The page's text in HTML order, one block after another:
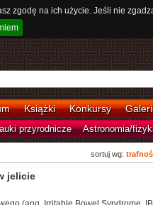
zgodę na ich użycie. Jeśli nie
Książki Konkursy
przyrodnicze Astronomia/
sortuj wg:
jelicie